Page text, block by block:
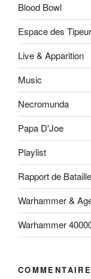
Blood Bowl
Espace des
Live & Apparition
Music
Necromunda
Papa D'Joe
Playlist
Rapport de Bataille
Warhammer &
Warhammer